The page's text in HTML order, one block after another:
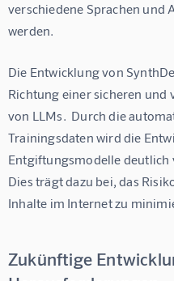
verschiedene Sprachen und
werden.
Die Entwicklung von
Richtung einer sicheren
von LLMs.  Durch die
Trainingsdaten wird die
Entgiftungsmodelle deutlich
Dies trägt dazu bei, das
Inhalte im Internet zu
Zukünftige